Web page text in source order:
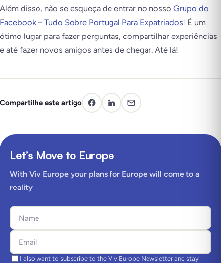
Além disso, não se esqueça de entrar no nosso Grupo do
Facebook – Tudo Sobre Portugal Para Expatriados! É um
ótimo lugar para fazer perguntas, compartilhar experiências
e até fazer novos amigos antes de chegar. Até lá!
Compartilhe este artigo
Let’s Move to Europe
With Viv Europe your plans for Europe will come to a
reality
I also want to subscribe to the Viv Europe Newsletter and stay